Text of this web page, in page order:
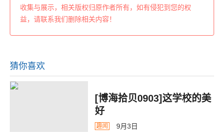
收集与展示，相关版权归原作者所有，如有侵犯到您的权
益，请联系我们删除相关内容！
猜你喜欢
[博海拾贝0903]这学校的美
好
趣闻 9月3日